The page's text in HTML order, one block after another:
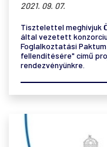
2021. 09. 07.
Tisztelettel meghívjuk
által vezetett
Foglalkoztatási
fellendítésére" című
rendezvényünkre.